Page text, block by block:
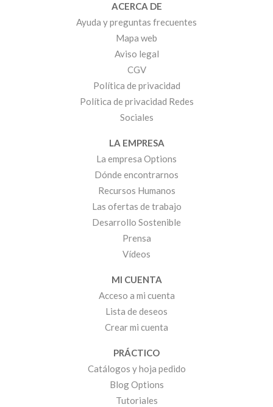
ACERCA DE
Ayuda y preguntas frecuentes
Mapa web
Aviso legal
CGV
Política de privacidad
Política de privacidad Redes
Sociales
LA EMPRESA
La empresa Options
Dónde encontrarnos
Recursos Humanos
Las ofertas de trabajo
Desarrollo Sostenible
Prensa
Vídeos
MI CUENTA
Acceso a mi cuenta
Lista de deseos
Crear mi cuenta
PRÁCTICO
Catálogos y hoja pedido
Blog Options
Tutoriales